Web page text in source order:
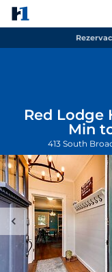
Red Lodge
Min
413 South